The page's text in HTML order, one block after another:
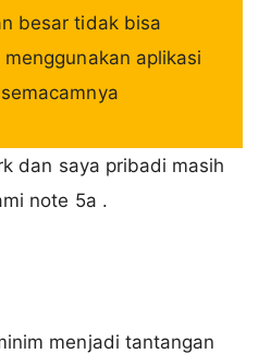
besar tidak bisa
aplikasi
dan saya pribadi masih
note 5a .
menjadi tantangan